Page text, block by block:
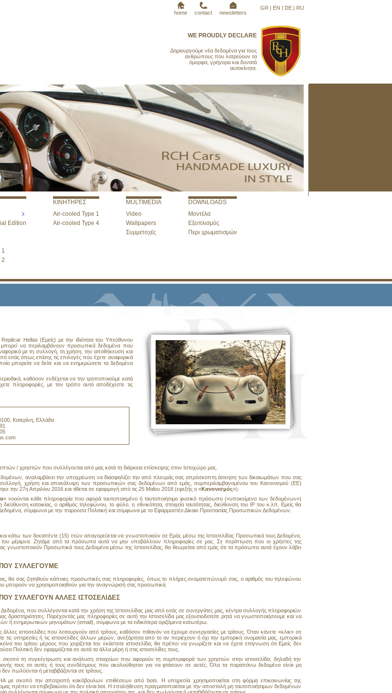
home contact newsletters
GR | EN | DE| RU
WE PROUDLY DECLARE
Δημιουργούμε νέα δεδομένα για τους
ανθρώπους που λατρεύουν τα
όμορφα, γρήγορα και δυνατά
αυτοκίνητα.
Edition
1
2
ΚΙΝΗΤΗΡΕΣ
Air-cooled Type 1
Air-cooled Type 4
MULTIMEDIA
Video
Wallpapers
Συμμετοχές
DOWNLOADS
Μοντέλα
Εξοπλισμός
Περι χρωματισμών
Hellas (Εμείς) με την ιδιότητα του Υπεύθυνου
μπορεί να περιλαμβάνουν προσωπικά δεδομένα που
με τη συλλογή, τη χρήση, την αποθήκευση και
όπως επίσης τις επιλογές που έχετε αναφορικά
μπορείτε να δείτε και να ενημερώσετε τα δεδομένα
καθόσον ενδέχεται να την τροποποιούμε κατά
πληροφορίες, με τον τρόπο αυτό αποδέχεστε τις
Κατερίνη, Ελλάδα
/ χρηστών που συλλέγονται από μας κατά τη διάρκεια επίσκεψης στον Ιστοχώρο μας.
αναλαμβάνει την υποχρέωση να διασφαλίζει την από πλευράς σας απρόσκοπτη άσκηση των δικαιωμάτων που σας
συλλογή, χρήση και αποκάλυψη των προσωπικών σας δεδομένων από εμάς, συμπεριλαμβανομένου του Κανονισμού (ΕΕ)
την 27η Απριλίου 2016 και τίθεται σε εφαρμογή από τις 25 Μαΐου 2018 (εφεξής ο «Κανονισμός»).
» νοούνται κάθε πληροφορία που αφορά ταυτοποιημένο ή ταυτοποιήσιμο φυσικό πρόσωπο («υποκείμενο των δεδομένων»)
κατοικίας, ο αριθμός τηλεφώνου, το φύλο, η εθνικότητα, στοιχεία ταυτότητας, διεύθυνση του IP του κ.λπ. Εμείς θα
σύμφωνα με την παρούσα Πολιτική και σύμφωνα με το Εφαρμοστέο Δίκαιο Προστασίας Προσωπικών Δεδομένων.
κάτω των δεκαπέντε (15) ετών απαγορεύεται να γνωστοποιούν σε Εμάς μέσω της Ιστοσελίδας Προσωπικά τους Δεδομένα,
του μέριμνα. Ζητάμε από τα πρόσωπα αυτά να μην υποβάλλουν πληροφορίες σε μας. Σε περίπτωση που οι χρήστες της
γνωστοποιούν Προσωπικά τους Δεδομένα μέσω της Ιστοσελίδας, θα θεωρείται από εμάς ότι τα πρόσωπα αυτά έχουν λάβει
ΣΥΛΛΕΓΟΥΜΕ
μας, θα σας ζητηθούν κάποιες προσωπικές σας πληροφορίες, όπως το πλήρες ονοματεπώνυμό σας, ο αριθμός του τηλεφώνου
μπορούν να χρησιμοποιηθούν για την αναγνώρισή σας προσωπικά.
ΣΥΛΛΕΓΟΥΝ ΑΛΛΕΣ ΙΣΤΟΣΕΛΙΔΕΣ
που συλλέγονται κατά την χρήση της Ιστοσελίδας μας από εσάς σε συνεργάτες μας, κέντρα συλλογής πληροφοριών
δραστηριότητες. Παρέχοντάς μας πληροφορίες σε αυτή την Ιστοσελίδα μας εξουσιοδοτείτε ρητά να γνωστοποιήσουμε και να
ή ενημερωτικών μηνυμάτων (email), σύμφωνα με τα ειδικότερα οριζόμενα κατωτέρω.
ιστοσελίδες που λειτουργούν από τρίτους, καθόσον πιθανόν να έχουμε συνεργασίες με τρίτους. Όταν κάνετε «κλικ» σε
τις υπηρεσίες ή τις ιστοσελίδες άλλων μερών, ανεξάρτητα από το αν περιέχουν ή όχι την εμπορική ονομασία μας, εμπορικά
του τρίτου μέρους που χειρίζεται την εκάστοτε ιστοσελίδα, θα πρέπει να γνωρίζετε και να έχετε επίγνωση ότι Εμείς δεν
Πολιτική δεν εφαρμόζεται σε αυτά τα άλλα μέρη ή στις ιστοσελίδες τους.
σκοπό τη συγκέντρωση και ανάλυση στοιχείων που αφορούν τη συμπεριφορά των χρηστών στην ιστοσελίδα, δηλαδή την
τους σε αυτές ή τους συνδέσμους που ακολούθησαν για να φτάσουν σε αυτές. Όλα τα παραπάνω δεδομένα είναι μη
δεν πωλούνται ή μεταβιβάζονται σε τρίτους.
με σκοπό την αποτροπή κακόβουλων επιθέσεων από bots. Η υπηρεσία χρησιμοποιείται στη φόρμα επικοινωνίας της
πρέπει να επιβεβαιώσει ότι δεν είναι bot. Η επαλήθευση πραγματοποιείται με την αποστολή μη ταυτοποιήσιμων δεδομένων